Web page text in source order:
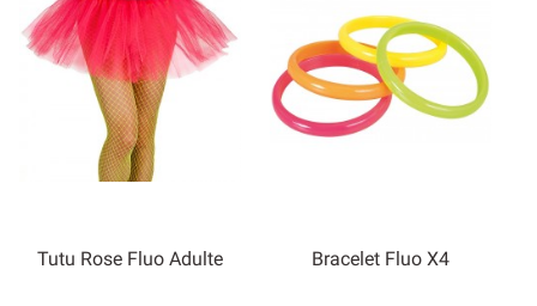
Tutu Rose Fluo Adulte Bracelet Fluo X4